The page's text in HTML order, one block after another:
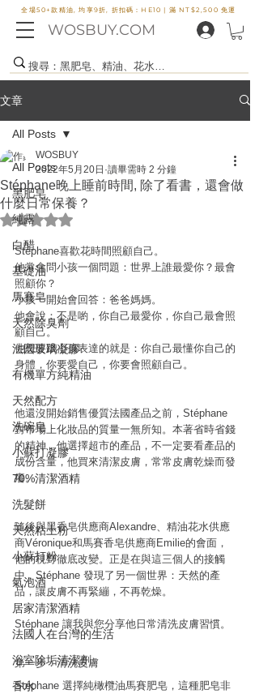
WOSBUY.COM
全場50+款精油, 均享9折, 折扣碼：HE10 | 滿 NT$2,500 免運
文章
All Posts
黑肥皂
純露
白醋
基礎油
馬賽皂
天然除臭劑
法國玻璃凝膠
有機單方純精油
天然配方
洗碗皂
小蘇打凝膠
70%清潔酒精
洗髮餅
天然粘土粉
小蘇打粉
氣泡酒
居家清潔酒精
法國人在台灣的生活
浴室除垢清潔劑
香水
All Posts
Stéphane晚上睡前時間, 除了看書，還會做
什麼日常保養？
WOSBUY
2022年5月20日 讀畢需時 2 分鐘
評等為 NaN（最高為 5 顆星）。
Stéphane喜歡花時間照顧自己。
他常會問小孩一個問題：世界上誰最愛你？最會
照顧你？
小孩一開始會回答：爸爸媽媽。
他會說：不是喲，你自己最愛你，你自己最會照
顧自己。
他想要跟小孩表達的就是：你自己最懂你自己的
身體，你要愛自己，你要會照顧自己。
他還沒開始銷售優質法國產品之前，Stéphane
對市場上化妝品的質量一無所知。本著省時省錢
的精神，他選擇超市的產品，不一定要看產品的
成份含量，他買來清潔皮膚，常常皮膚乾燥而發
癢。
隨後與黑香皂供應商Alexandre、精油花水供應
商Véronique和馬賽香皂供應商Emilie的會面，
他的視野徹底改變。正是在與這三個人的接觸
中，Stéphane 發現了另一個世界：天然的產
品，讓皮膚不再緊繃，不再乾燥。
Stéphane 讓我與您分享他日常清洗皮膚習慣。
第一步：清洗皮膚
Stéphane 選擇純橄欖油馬賽肥皂，這種肥皂非